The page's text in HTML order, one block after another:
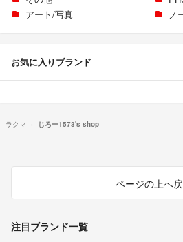
アート/写真
ノ
お気に入りブランド
ラクマ じろー1573's shop
ページの上へ
注目ブランド一覧